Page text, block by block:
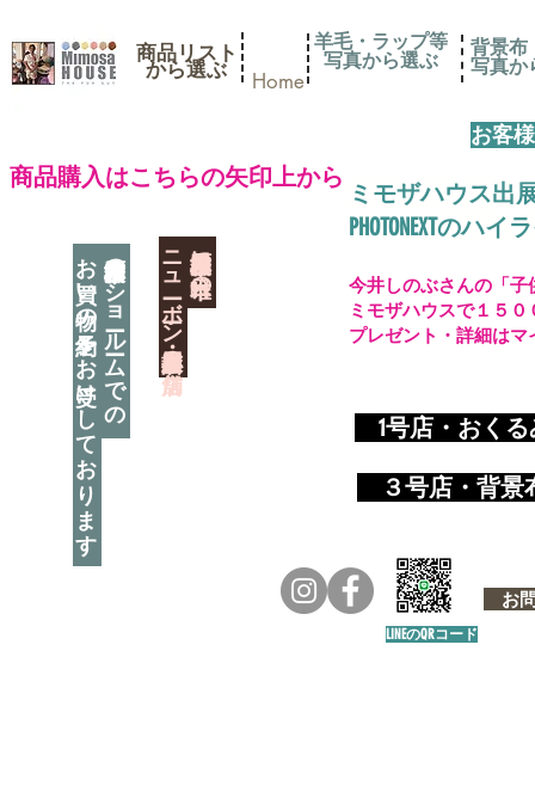
商品リスト
​から選ぶ Home
​商品購入はこちらの矢印上から
神奈川県相模原市に日本唯一の
​ニューボーン撮影用小道具店・３店舗
羊毛・ラップ等
写真から選ぶ
背景布
写真か
お客
ミモザハウス出
PHOTONEXTのハ
神奈川県相模原市のショールームでの
お買い物の予約をお受けしております 1号店・おく
​ ３号店・背
お
今井しのぶさんの「
ミモザハウスで１５
プレゼント・詳細は
LINEのQRコード